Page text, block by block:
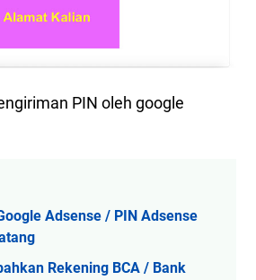
PIN oleh google
Adsense / PIN Adsense
Rekening BCA / Bank